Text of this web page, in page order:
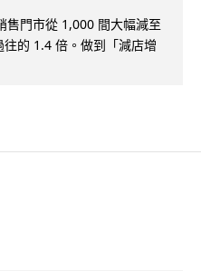
售門市從 1,000 間大幅減至
的 1.4 倍。做到「減店增